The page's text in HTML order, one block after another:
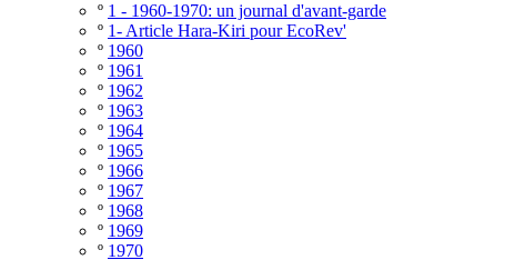
º 1 - 1960-1970: un journal d'avant-garde
º 1- Article Hara-Kiri pour EcoRev'
º 1960
º 1961
º 1962
º 1963
º 1964
º 1965
º 1966
º 1967
º 1968
º 1969
º 1970